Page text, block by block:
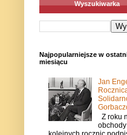
Wyszukiwarka
Najpopularniejsze w
miesiącu
Jan
Z roku
obchody